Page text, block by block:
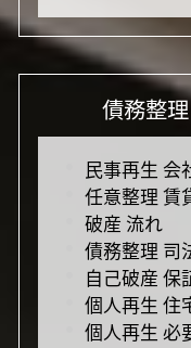
債務整
民事再生 会
任意整理 賃
破産 流れ
債務整理 司
自己破産 保
個人再生 住
個人再生 必